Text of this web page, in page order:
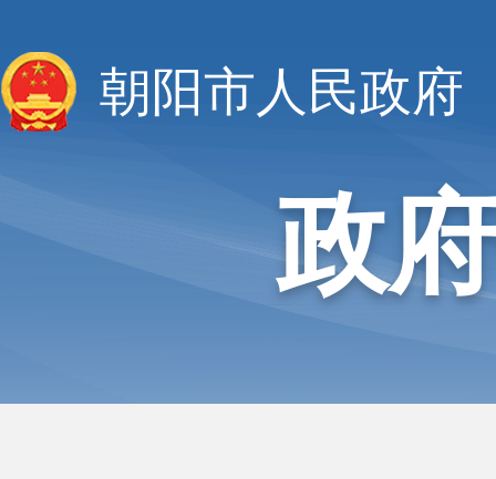
朝阳市人民政府
政